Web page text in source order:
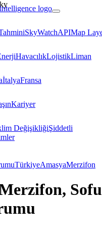
SkyWatchAPIMap
HavacılıkLojistikLiman
İtalyaFransa
Kariyer
DeğişikliğiŞiddetli
TürkiyeAmasyaMerzifon